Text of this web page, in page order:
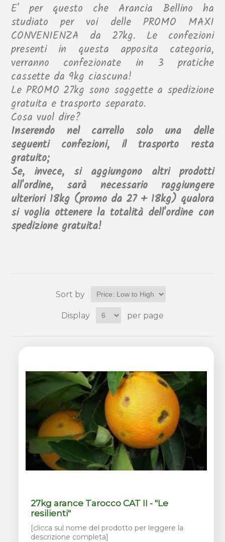
E' per questo che Arancia Bellino ha
studiato per voi delle PROMO MAXI
CONVENIENZA da 27kg. Le confezioni
presenti in questa apposita categoria,
verranno confezionate in 3 pratiche
cassette da 9kg ciascuna!
Le PROMO 27kg sono soggette a spedizione
gratuita e trasporto separato.
Cosa vuol dire?
Inserendo nel carrello solo una delle
seguenti confezioni, il trasporto resta
gratuito;
Se, invece, si aggiungono altri prodotti
all'ordine, sarà necessario raggiungere
ulteriori 18kg (promo da 27 + 18kg) qualora
si voglia ottenere la totalità dell'ordine con
spedizione gratuita!
Sort by
Display per page
27kg arance Tarocco CAT II - "Le
resilienti"
[clicca sul nome del prodotto per leggere la
descrizione completa]